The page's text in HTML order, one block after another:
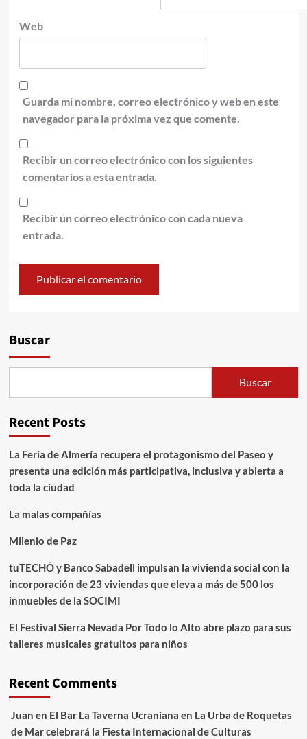
Web
Guarda mi nombre, correo electrónico y web en este
navegador para la próxima vez que comente.
Recibir un correo electrónico con los siguientes
comentarios a esta entrada.
Recibir un correo electrónico con cada nueva
entrada.
Buscar
Buscar
Recent Posts
La Feria de Almería recupera el protagonismo del Paseo y
presenta una edición más participativa, inclusiva y abierta a
toda la ciudad
La malas compañías
Milenio de Paz
tuTECHÔ y Banco Sabadell impulsan la vivienda social con la
incorporación de 23 viviendas que eleva a más de 500 los
inmuebles de la SOCIMI
El Festival Sierra Nevada Por Todo lo Alto abre plazo para sus
talleres musicales gratuitos para niños
Recent Comments
Juan en El Bar La Taverna Ucraniana en La Urba de Roquetas
de Mar celebrará la Fiesta Internacional de Culturas